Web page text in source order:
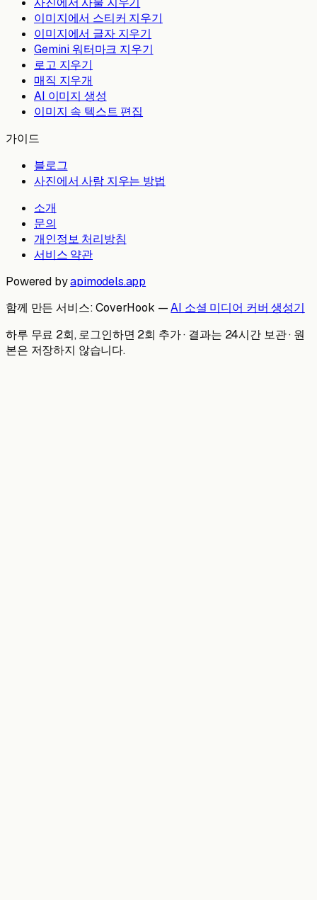
이미지에서 스티커 지우기
이미지에서 글자 지우기
Gemini 워터마크 지우기
로고 지우기
매직 지우개
AI 이미지 생성
이미지 속 텍스트 편집
가이드
블로그
사진에서 사람 지우는 방법
소개
문의
개인정보 처리방침
서비스 약관
Powered byapimodels.app
함께 만든 서비스:CoverHook — AI 소셜 미디어 커버 생성기
하루 무료 2회, 로그인하면 2회 추가 · 결과는 24시간 보관 · 원
본은 저장하지 않습니다.